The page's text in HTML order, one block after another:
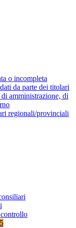
o incompleta
da parte dei titolari
amministrazione, di
regionali/provinciali
5